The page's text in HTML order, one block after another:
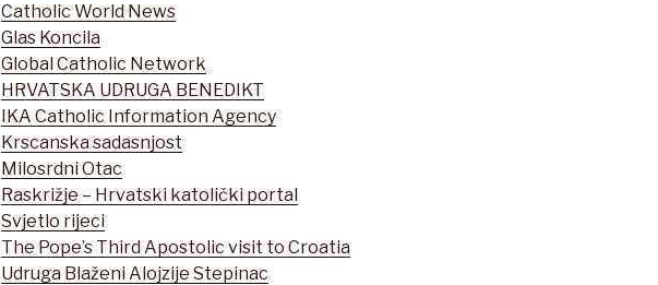
Catholic World News
Glas Koncila
Global Catholic Network
HRVATSKA UDRUGA BENEDIKT
IKA Catholic Information Agency
Krscanska sadasnjost
Milosrdni Otac
Raskrižje – Hrvatski katolički portal
Svjetlo rijeci
The Pope’s Third Apostolic visit to Croatia
Udruga Blaženi Alojzije Stepinac